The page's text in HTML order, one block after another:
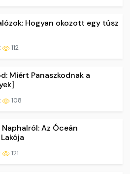
Hogyan okozott egy túsz
112
Miért Panaszkodnak a
108
Az Óceán
121